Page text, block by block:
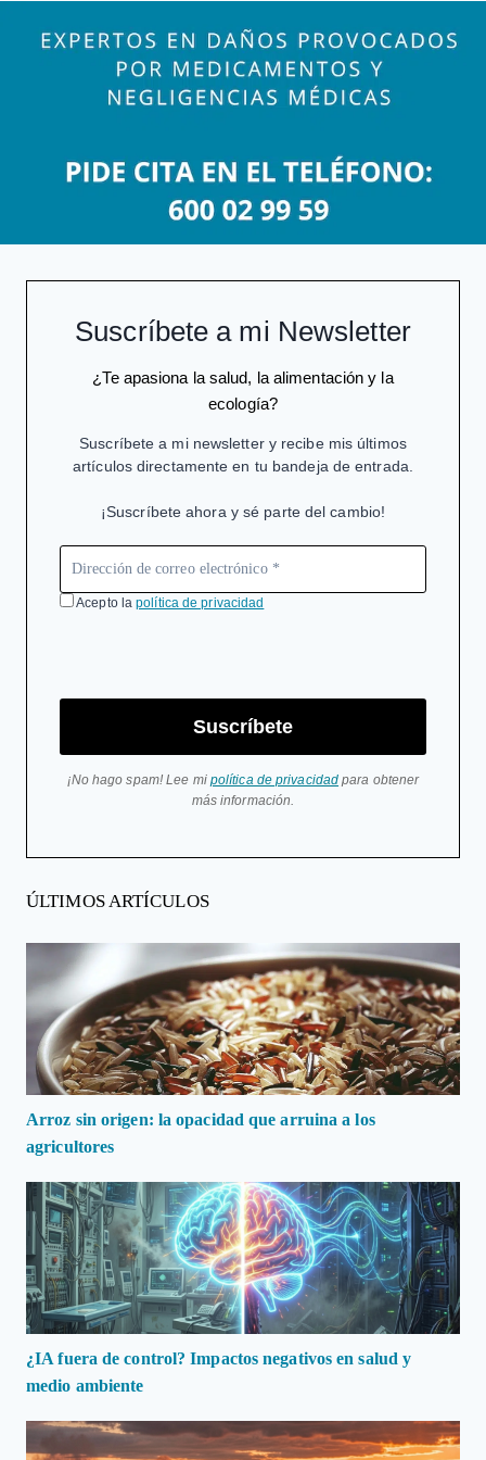
Suscríbete a mi Newsletter
¿Te apasiona la salud, la alimentación y la
ecología?
Suscríbete a mi newsletter y recibe mis últimos
artículos directamente en tu bandeja de entrada.
¡Suscríbete ahora y sé parte del cambio!
Acepto lapolítica de privacidad
Suscríbete
¡No hago spam! Lee mi política de privacidad para obtener
más información.
ÚLTIMOS ARTÍCULOS
Arroz sin origen: la opacidad que arruina a los
agricultores
¿IA fuera de control? Impactos negativos en salud y
medio ambiente